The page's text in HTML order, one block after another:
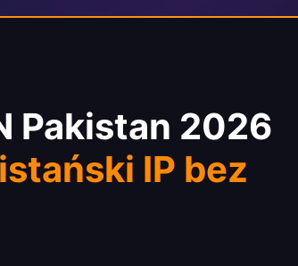
Pakistan 2026
IP bez